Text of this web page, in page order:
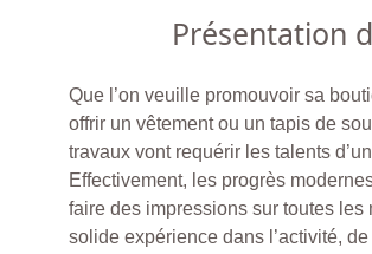
Présentation
Que l’on veuille promouvoir sa
offrir un vêtement ou un tapis de
travaux vont requérir les talents
Effectivement, les progrès
faire des impressions sur toutes
solide expérience dans l’activité,